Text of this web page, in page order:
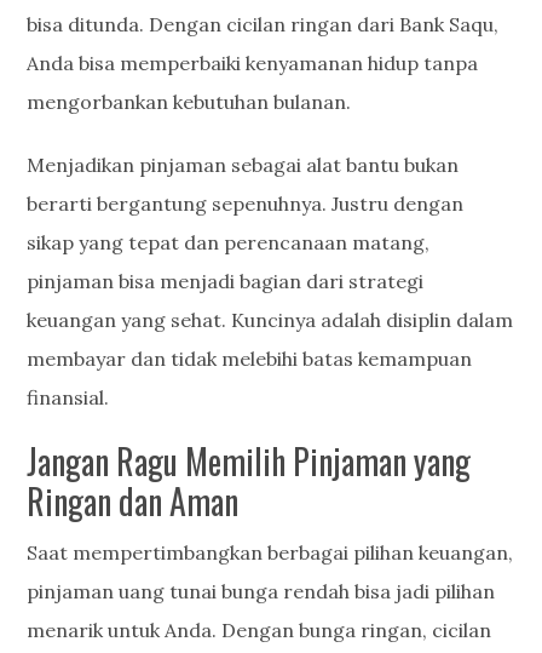
bisa ditunda. Dengan cicilan ringan dari Bank Saqu,
Anda bisa memperbaiki kenyamanan hidup tanpa
mengorbankan kebutuhan bulanan.
Menjadikan pinjaman sebagai alat bantu bukan
berarti bergantung sepenuhnya. Justru dengan
sikap yang tepat dan perencanaan matang,
pinjaman bisa menjadi bagian dari strategi
keuangan yang sehat. Kuncinya adalah disiplin dalam
membayar dan tidak melebihi batas kemampuan
finansial.
Jangan Ragu Memilih Pinjaman yang
Ringan dan Aman
Saat mempertimbangkan berbagai pilihan keuangan,
pinjaman uang tunai bunga rendah bisa jadi pilihan
menarik untuk Anda. Dengan bunga ringan, cicilan